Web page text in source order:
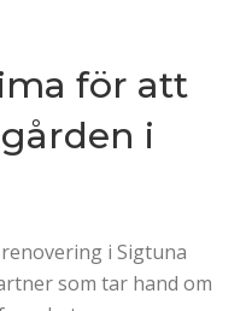
för att
i
i Sigtuna
som tar hand om